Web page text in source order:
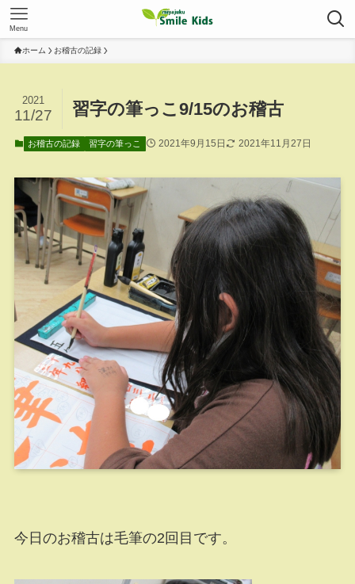
Menu
ホーム お稽古の記録
習字の筆っこ9/15のお稽古
2021
11/27
お稽古の記録 習字の筆っこ 2021年9月15日 2021年11月27日
今日のお稽古は毛筆の2回目です。